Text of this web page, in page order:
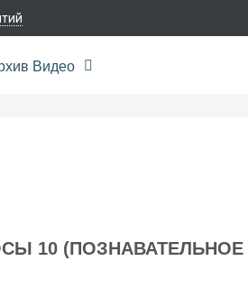
Видео
10 (ПОЗНАВАТЕЛЬНОЕ